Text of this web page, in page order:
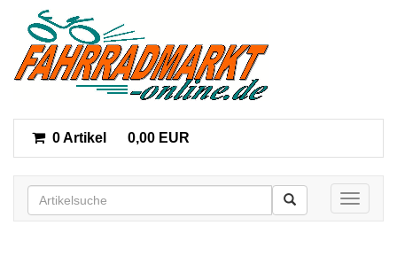
0 Artikel 0,00 EUR
Toggle